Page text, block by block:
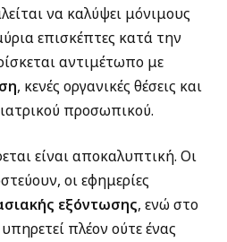
να καλύψει μόνιμους
επισκέπτες κατά την
αντιμέτωπο με
, κενές οργανικές θέσεις και
προσωπικού.
είναι αποκαλυπτική. Οι
οι εφημερίες
εξόντωσης, ενώ στο
πλέον ούτε ένας